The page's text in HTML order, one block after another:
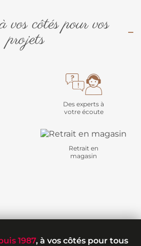
côtés pour vos
projets
Des experts à
votre écoute
Retrait en
magasin
1987, à vos côtés pour tous